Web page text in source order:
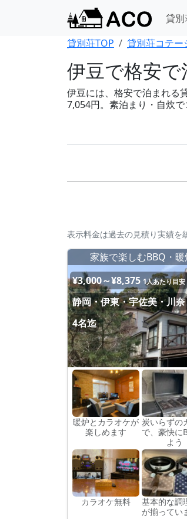
貸別
貸別荘TOP
貸別荘コテー
伊豆で格安
伊豆には、格安で泊まれる
7,054円。素泊まり・自炊
表示料金は過去の見積り実績を
家族で楽しむBBQ・
¥3,000～¥8,375 1人あたり目安
静岡・伊東・宇佐美・川奈
4名迄
暖炉とカラオケが
楽しめます
炭いらずの
で、豪快に
よう
カラオケ無料
基本的な調
が揃ってい